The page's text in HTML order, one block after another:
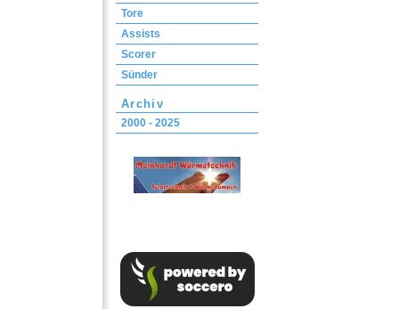
Tore
Assists
Scorer
Sünder
Archiv
2000 - 2025